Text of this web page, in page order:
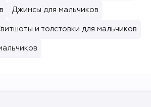
Джинсы для мальчиков
и толстовки для мальчиков